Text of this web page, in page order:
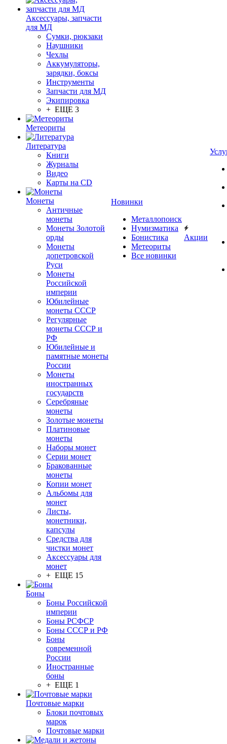
Аксессуары, запчасти
для МД
Сумки, рюкзаки
Наушники
Чехлы
Аккумуляторы,
зарядки, боксы
Инструменты
Запчасти для МД
Экипировка
+ ЕЩЕ 3
Метеориты
Литература
Книги
Журналы
Видео
Карты на CD
Монеты
Античные
монеты
Монеты Золотой
орды
Монеты
допетровской
Руси
Монеты
Российской
империи
Юбилейные
монеты СССР
Регулярные
монеты СССР и
РФ
Юбилейные и
памятные монеты
России
Монеты
иностранных
государств
Серебряные
монеты
Золотые монеты
Платиновые
монеты
Наборы монет
Серии монет
Бракованные
монеты
Копии монет
Альбомы для
монет
Листы,
монетники,
капсулы
Средства для
чистки монет
Аксессуары для
монет
+ ЕЩЕ 15
Боны
Боны Российской
империи
Боны РСФСР
Боны СССР и РФ
Боны
современной
России
Иностранные
боны
+ ЕЩЕ 1
Почтовые марки
Блоки почтовых
марок
Почтовые марки
Новинки
Металлопоиск
Нумизматика
Бонистика
Метеориты
Все новинки
Акции